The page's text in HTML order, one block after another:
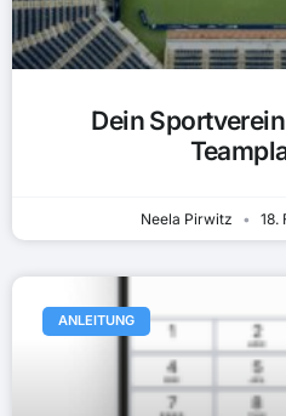
Dein
Neela Pirwitz 18.
ANLEITUNG